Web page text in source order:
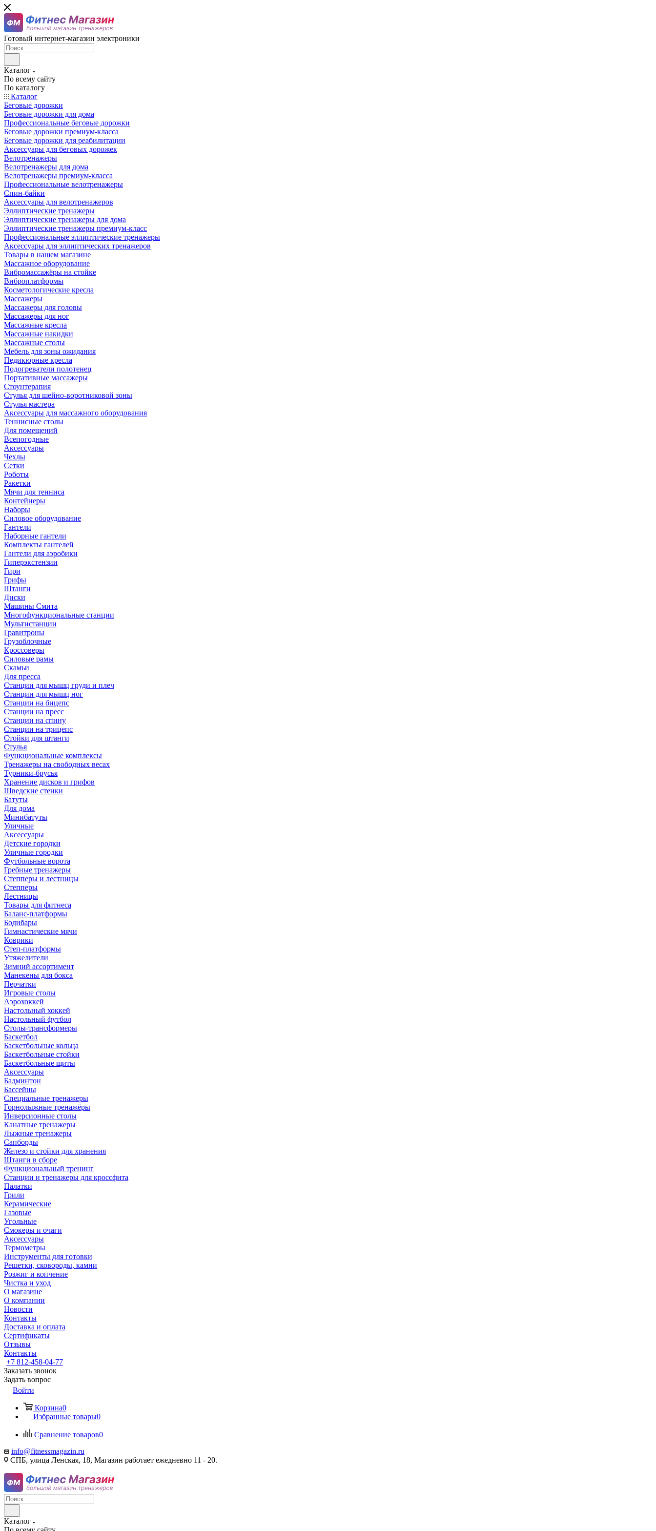
Готовый интернет-магазин электроники
Каталог
По всему сайту
По каталогу
Каталог
Беговые дорожки
Беговые дорожки для дома
Профессиональные беговые дорожки
Беговые дорожки премиум-класса
Беговые дорожки для реабилитации
Аксессуары для беговых дорожек
Велотренажеры
Велотренажеры для дома
Велотренажеры премиум-класса
Профессиональные велотренажеры
Спин-байки
Аксессуары для велотренажеров
Эллиптические тренажеры
Эллиптические тренажеры для дома
Эллиптические тренажеры премиум-класс
Профессиональные эллиптические тренажеры
Аксессуары для эллиптических тренажеров
Товары в нашем магазине
Массажное оборудование
Вибромассажёры на стойке
Виброплатформы
Косметологические кресла
Массажеры
Массажеры для головы
Массажеры для ног
Массажные кресла
Массажные накидки
Массажные столы
Мебель для зоны ожидания
Педикюрные кресла
Подогреватели полотенец
Портативные массажеры
Стоунтерапия
Стулья для шейно-воротниковой зоны
Стулья мастера
Аксессуары для массажного оборудования
Теннисные столы
Для помещений
Всепогодные
Аксессуары
Чехлы
Сетки
Роботы
Ракетки
Мячи для тенниса
Контейнеры
Наборы
Силовое оборудование
Гантели
Наборные гантели
Комплекты гантелей
Гантели для аэробики
Гиперэкстензии
Гири
Грифы
Штанги
Диски
Машины Смита
Многофункциональные станции
Мультистанции
Гравитроны
Грузоблочные
Кроссоверы
Силовые рамы
Скамьи
Для пресса
Станции для мышц груди и плеч
Станции для мышц ног
Станции на бицепс
Станции на пресс
Станции на спину
Станции на трицепс
Стойки для штанги
Стулья
Функциональные комплексы
Тренажеры на свободных весах
Турники-брусья
Хранение дисков и грифов
Шведские стенки
Батуты
Для дома
Минибатуты
Уличные
Аксессуары
Детские городки
Уличные городки
Футбольные ворота
Гребные тренажеры
Степперы и лестницы
Степперы
Лестницы
Товары для фитнеса
Баланс-платформы
Бодибары
Гимнастические мячи
Коврики
Степ-платформы
Утяжелители
Зимний ассортимент
Манекены для бокса
Перчатки
Игровые столы
Аэрохоккей
Настольный хоккей
Настольный футбол
Столы-трансформеры
Баскетбол
Баскетбольные кольца
Баскетбольные стойки
Баскетбольные щиты
Аксессуары
Бадминтон
Бассейны
Специальные тренажеры
Горнолыжные тренажёры
Инверсионные столы
Канатные тренажеры
Лыжные тренажеры
Сапборды
Железо и стойки для хранения
Штанги в сборе
Функциональный тренинг
Станции и тренажеры для кроссфита
Палатки
Грили
Керамические
Газовые
Угольные
Смокеры и очаги
Аксессуары
Термометры
Инструменты для готовки
Решетки, сковороды, камни
Розжиг и копчение
Чистка и уход
О магазине
О компании
Новости
Контакты
Доставка и оплата
Сертификаты
Отзывы
Контакты
+7 812-458-04-77
Заказать звонок
Задать вопрос
Войти
Корзина0
Избранные товары0
Сравнение товаров0
info@fitnessmagazin.ru
СПБ, улица Ленская, 18, Магазин работает ежедневно 11 - 20.
Каталог